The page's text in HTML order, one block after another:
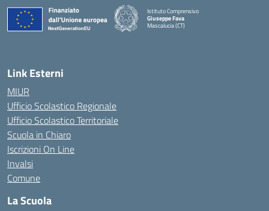
Istituto Comprensivo
Giuseppe Fava
Mascalucia (CT)
Link Esterni
MIUR
Ufficio Scolastico Regionale
Ufficio Scolastico Territoriale
Scuola in Chiaro
Iscrizioni On Line
Invalsi
Comune
La Scuola